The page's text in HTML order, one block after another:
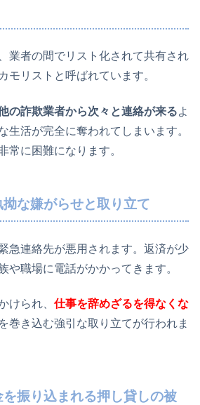
業者の間でリスト化されて共有され
モリストと呼ばれています。
の詐欺業者から次々と連絡が来るよ
生活が完全に奪われてしまいます。
常に困難になります。
な嫌がらせと取り立て
急連絡先が悪用されます。返済が少
や職場に電話がかかってきます。
けられ、 仕事を辞めざるを得なくな
巻き込む強引な取り立てが行われま
振り込まれる押し貸しの被